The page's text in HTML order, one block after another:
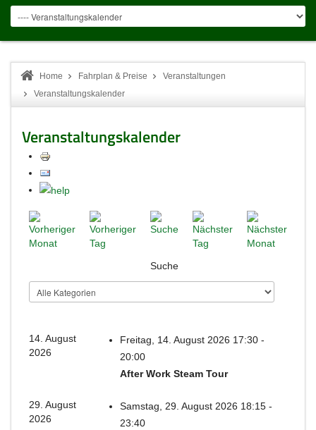
Home Fahrplan & Preise
Veranstaltungen
Veranstaltungskalender
Veranstaltungskalender
Suche
14. August
2026
Freitag, 14. August 2026 17:30 -
20:00
After Work Steam Tour
29. August
2026
Samstag, 29. August 2026 18:15 -
23:40